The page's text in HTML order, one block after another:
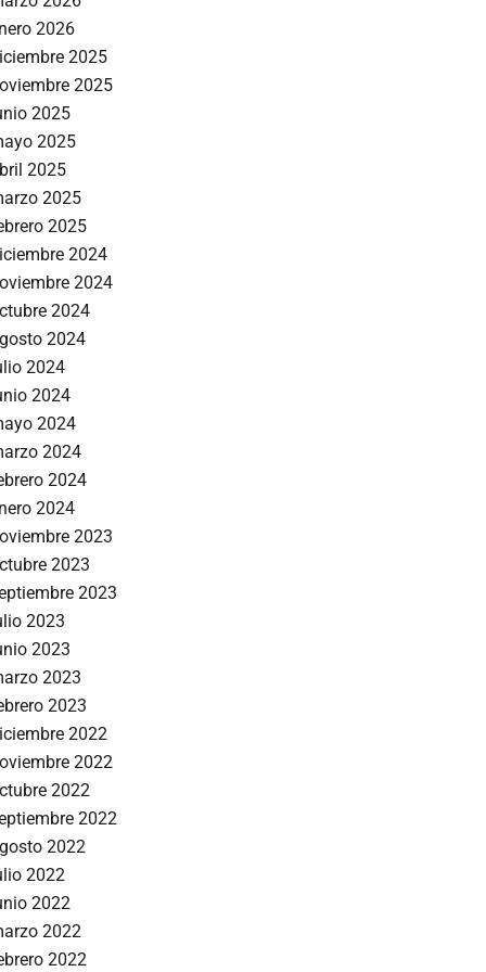
2026
2025
2025
2025
2025
2025
2025
2025
2024
2024
2024
2024
2024
2024
2024
2024
2024
2024
2023
2023
2023
2023
2023
2023
2023
2022
2022
2022
2022
2022
2022
2022
2022
2022